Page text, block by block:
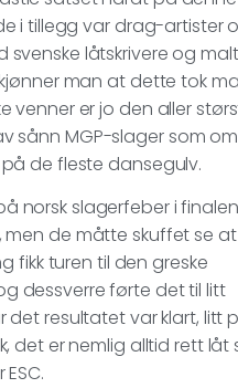
i tillegg var drag-artister
svenske låtskrivere og
man at dette tok
venner er jo den aller
sånn MGP-slager som om
de fleste dansegulv.
norsk slagerfeber i
men de måtte skuffet se
fikk turen til den greske
dessverre førte det til litt
det resultatet var klart, litt
det er nemlig alltid rett låt